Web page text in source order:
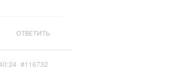
ОТВЕТИТЬ
#116732